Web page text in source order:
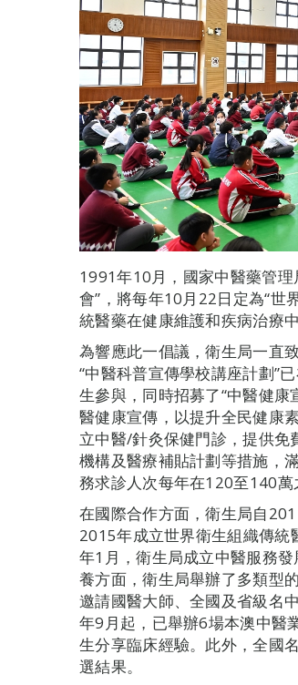
1991年10月，國家中醫藥管
會”，將每年10月22日定為“世
統醫藥在健康維護和疾病治療
為響應此一倡議，衛生局一直
“中醫科普宣傳學校講座計劃”
生參與，同時招募了“中醫健
醫健康宣傳，以提升全民健康
立中醫/針灸保健門診，提供免
機構及醫療補貼計劃等措施，
務求診人次每年在120至140萬
在國際合作方面，衛生局自
2015年成立世界衛生組織傳
年1月，衛生局成立中醫服務
養方面，衛生局舉辦了多類型
邀請國醫大師、全國及省級名
年9月起，已舉辦6場本澳中醫
生分享臨床經驗。此外，全國
選結果。